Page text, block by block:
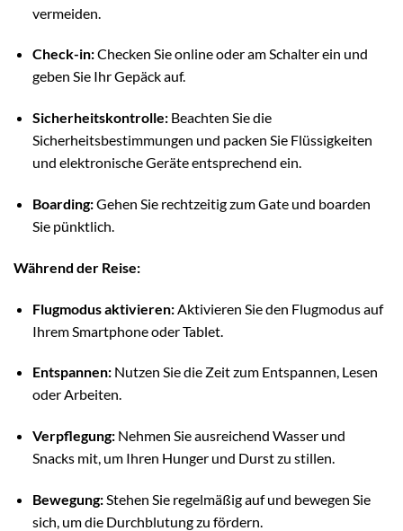
vermeiden.
Check-in:Checken Sie online oder am Schalter ein und
geben Sie Ihr Gepäck auf.
Sicherheitskontrolle:Beachten Sie die
Sicherheitsbestimmungen und packen Sie Flüssigkeiten
und elektronische Geräte entsprechend ein.
Boarding:Gehen Sie rechtzeitig zum Gate und boarden
Sie pünktlich.
Während der Reise:
Flugmodus aktivieren:Aktivieren Sie den Flugmodus auf
Ihrem Smartphone oder Tablet.
Entspannen:Nutzen Sie die Zeit zum Entspannen, Lesen
oder Arbeiten.
Verpflegung:Nehmen Sie ausreichend Wasser und
Snacks mit, um Ihren Hunger und Durst zu stillen.
Bewegung:Stehen Sie regelmäßig auf und bewegen Sie
sich, um die Durchblutung zu fördern.